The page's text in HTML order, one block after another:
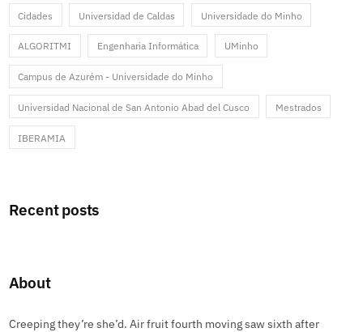
Cidades Universidad de Caldas Universidade do Minho
ALGORITMI Engenharia Informática UMinho
Campus de Azurém - Universidade do Minho
Universidad Nacional de San Antonio Abad del Cusco Mestrados
IBERAMIA
Recent posts
About
Creeping they’re she’d. Air fruit fourth moving saw sixth after